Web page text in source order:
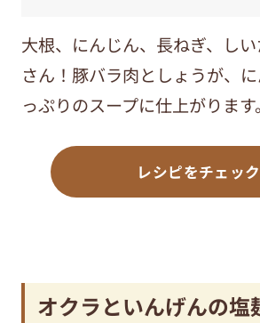
大根、にんじん、長ねぎ、し
さん！豚バラ肉としょうが、
っぷりのスープに仕上がります。
レシピをチェック
オクラといんげんの塩